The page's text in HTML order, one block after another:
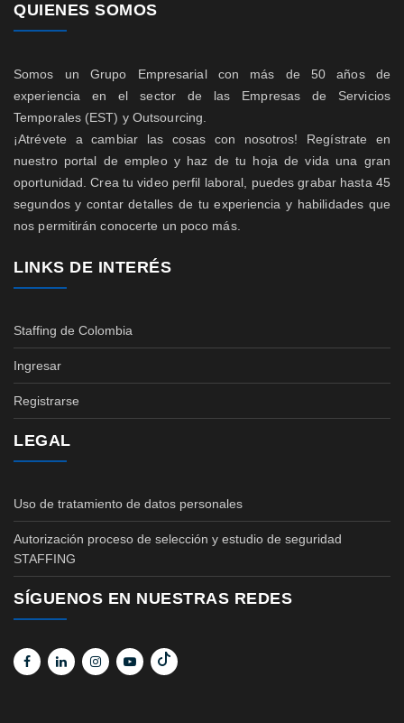
QUIENES SOMOS
Somos un Grupo Empresarial con más de 50 años de
experiencia en el sector de las Empresas de Servicios
Temporales (EST) y Outsourcing.
¡Atrévete a cambiar las cosas con nosotros! Regístrate en
nuestro portal de empleo y haz de tu hoja de vida una gran
oportunidad. Crea tu video perfil laboral, puedes grabar hasta 45
segundos y contar detalles de tu experiencia y habilidades que
nos permitirán conocerte un poco más.
LINKS DE INTERÉS
Staffing de Colombia
Ingresar
Registrarse
LEGAL
Uso de tratamiento de datos personales
Autorización proceso de selección y estudio de seguridad
STAFFING
SÍGUENOS EN NUESTRAS REDES